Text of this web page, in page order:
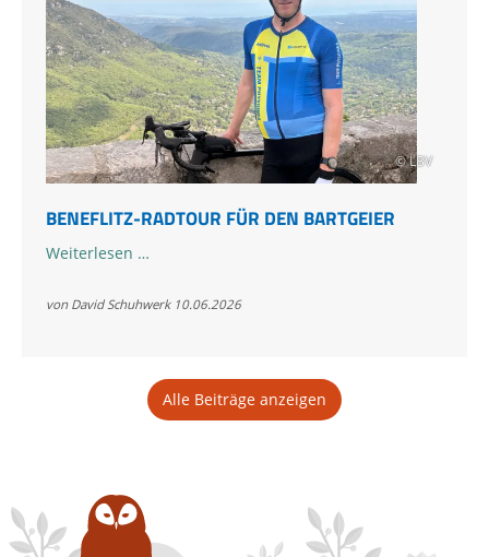
© LBV
BENEFLITZ-RADTOUR FÜR DEN BARTGEIER
Weiterlesen …
für
von David Schuhwerk 10.06.2026
Alle Beiträge anzeigen